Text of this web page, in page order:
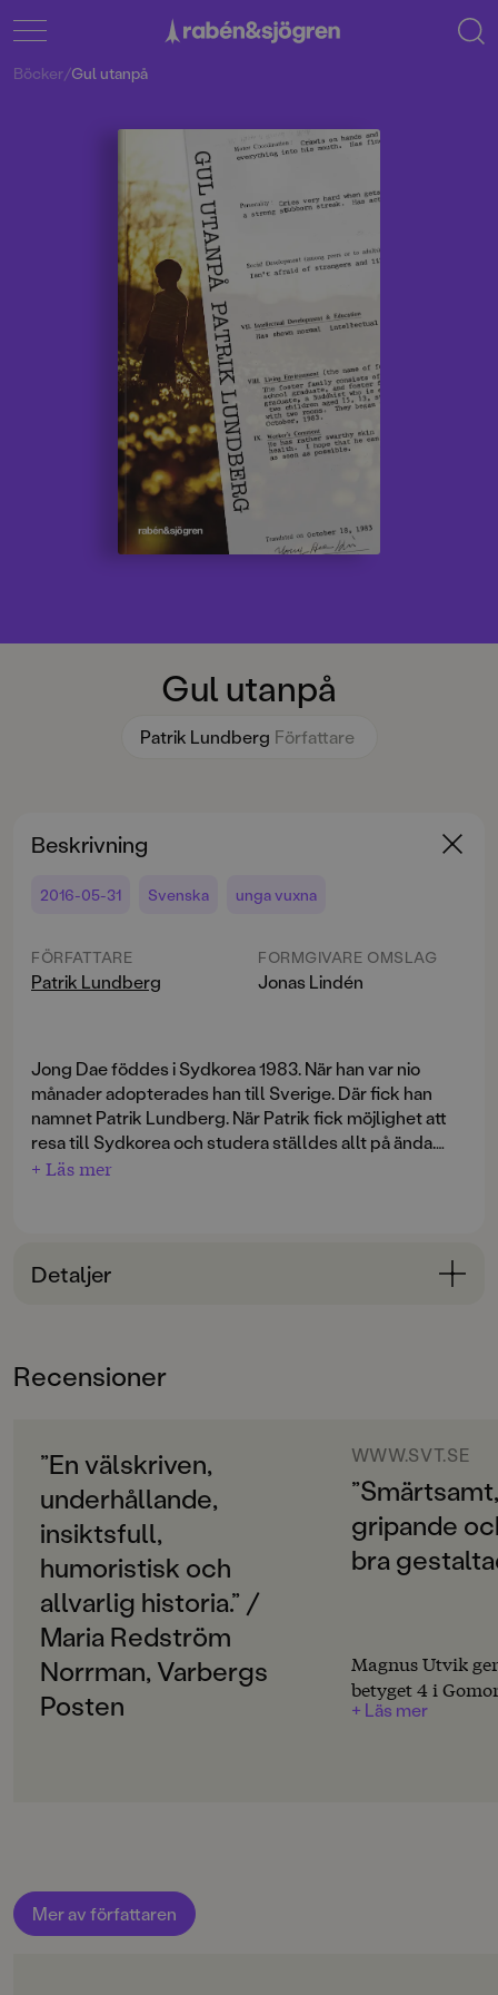
Gul utanpå
Patrik Lundberg Författare
Böcker/Gul utanpå
Beskrivning
2016-05-31 Svenska unga vuxna
FÖRFATTARE
Patrik Lundberg
FORMGIVARE OMSLAG
Jonas Lindén
Jong Dae föddes i Sydkorea 1983. När han var nio
månader adopterades han till Sverige. Där fick han
namnet Patrik Lundberg. När Patrik fick möjlighet att
resa till Sydkorea och studera ställdes allt på ända.
Där tvingades han konfrontera både sina egna och
Gul utanpå
tillhörighet. Om hur det är att inte känna sig hemma
tillhörighet.
+ Läs mer
Detaljer
unga vuxna
Svenska
SPRÅK
Svenska
PUBLICERINGSDATUM
2016-05-31
Produktion
Pocketpapper
Produktdetaljer
Recensioner
”En välskriven,
underhållande,
insiktsfull,
humoristisk och
allvarlig historia.” /
Maria Redström
Norrman, Varbergs
Posten
WWW.SVT.SE
”Smärtsamt,
gripande
bra
Magnus Utvik
betyget 4 i
+ Läs mer
Mer av författaren